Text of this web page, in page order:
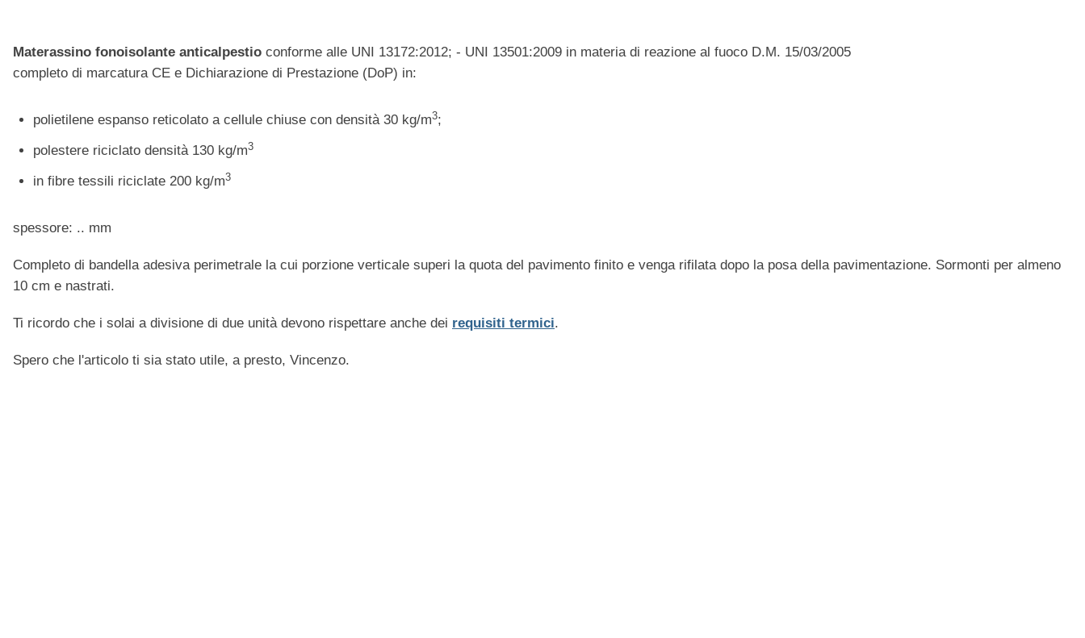
Materassino fonoisolante anticalpestio conforme alle UNI 13172:2012; - UNI 13501:2009 in materia di reazione al fuoco D.M. 15/03/2005
completo di marcatura CE e Dichiarazione di Prestazione (DoP) in:
polietilene espanso reticolato a cellule chiuse con densità 30 kg/m3;
polestere riciclato densità 130 kg/m3
in fibre tessili riciclate 200 kg/m3
spessore: .. mm
Completo di bandella adesiva perimetrale la cui porzione verticale superi la quota del pavimento finito e venga rifilata dopo la posa della pavimentazione. Sormonti per almeno
10 cm e nastrati.
Ti ricordo che i solai a divisione di due unità devono rispettare anche dei requisiti termici.
Spero che l'articolo ti sia stato utile, a presto, Vincenzo.